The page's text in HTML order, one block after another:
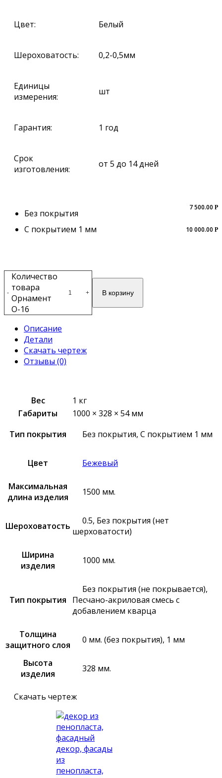
Цвет: Белый
Шероховатость: 0,2-0,5мм
Единицы
измерения:
шт
Гарантия: 1 год
Срок
изготовления:
от 5 до 14 дней
Без покрытия
С покрытием 1 мм
-
Количество
товара
Орнамент
О-16
+ В корзину
7 500.00 Р
10 000.00 Р
Описание
Детали
Скачать чертеж
Отзывы (0)
Вес
1 кг
Габариты
1000 × 328 × 54 мм
Тип покрытия
Без покрытия, С покрытием 1 мм
Цвет Бежевый
Максимальная
длина изделия
1500 мм.
Шероховатость
0.5, Без покрытия (нет
шерховатости)
Ширина
изделия
1000 мм.
Тип покрытия
Без покрытия (не покрывается),
Песчано-акриловая смесь с
добавлением кварца
Толщина
защитного слоя
0 мм. (без покрытия), 1 мм
Высота
изделия
328 мм.
Скачать чертеж